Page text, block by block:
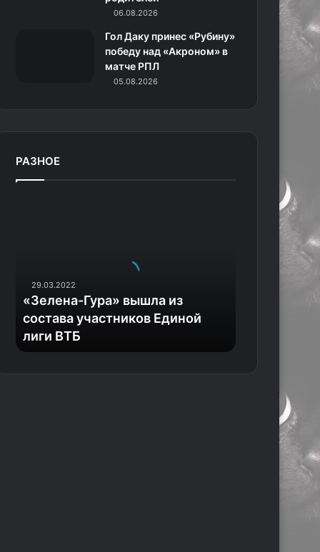
06.08.2026
Гол Даку принес «Рубину»
победу над «Акроном» в
матче РПЛ
05.08.2026
РАЗНОЕ
р
29.03.2022
«Зелена-Гура» вышла из
состава участников Единой
лиги ВТБ